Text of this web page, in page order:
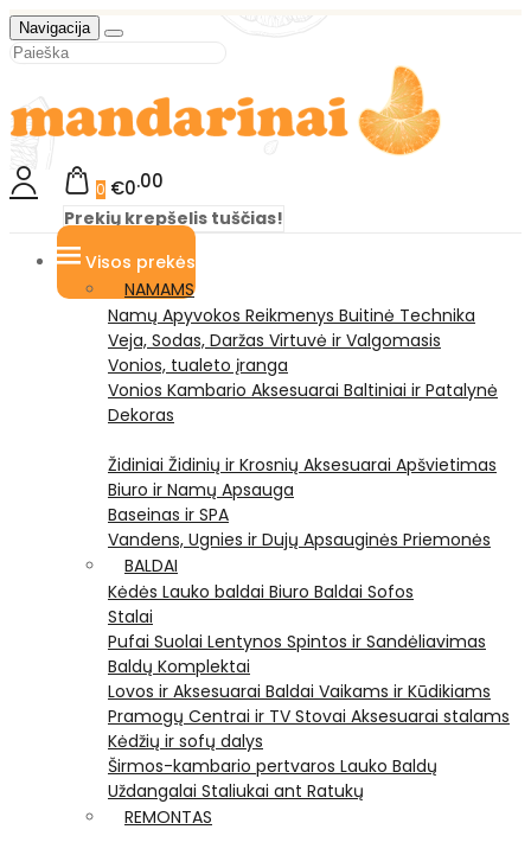
Navigacija
0 €0 00
Prekių krepšelis tuščias!
Visos prekės
NAMAMS
Namų Apyvokos Reikmenys Buitinė Technika
Veja, Sodas, Daržas Virtuvė ir Valgomasis
Vonios, tualeto įranga
Vonios Kambario Aksesuarai Baltiniai ir Patalynė
Dekoras
Židiniai Židinių ir Krosnių Aksesuarai Apšvietimas
Biuro ir Namų Apsauga
Baseinas ir SPA
Vandens, Ugnies ir Dujų Apsauginės Priemonės
BALDAI
Kėdės Lauko baldai Biuro Baldai Sofos
Stalai
Pufai Suolai Lentynos Spintos ir Sandėliavimas
Baldų Komplektai
Lovos ir Aksesuarai Baldai Vaikams ir Kūdikiams
Pramogų Centrai ir TV Stovai Aksesuarai stalams
Kėdžių ir sofų dalys
Širmos-kambario pertvaros Lauko Baldų
Uždangalai Staliukai ant Ratukų
REMONTAS